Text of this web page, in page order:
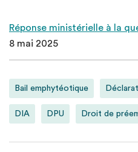
Réponse ministérielle à la
8 mai 2025
Bail emphytéotique
DIA DPU Droit de